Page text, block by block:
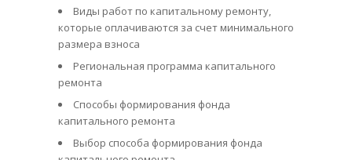
Виды работ по капитальному ремонту,
которые оплачиваются за счет минимального
размера взноса
Региональная программа капитального
ремонта
Способы формирования фонда
капитального ремонта
Выбор способа формирования фонда